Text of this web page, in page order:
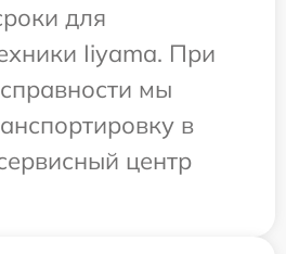
для
Iiyama. При
мы
в
центр